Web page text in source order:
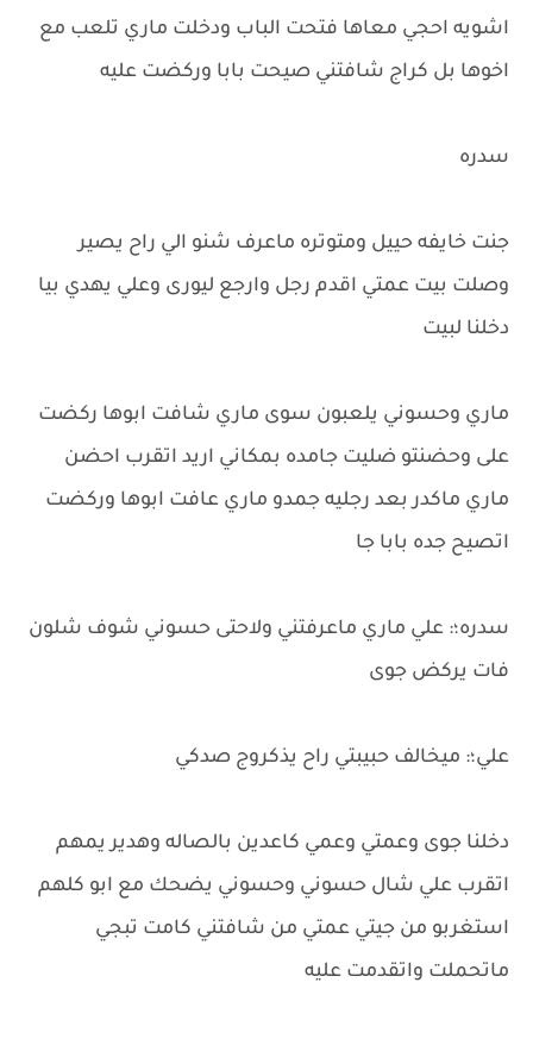
اشويه احجي معاها فتحت الباب ودخلت ماري تلعب مع
اخوها بل كراج شافتني صيحت بابا وركضت عليه
سدره
جنت خايفه حييل ومتوتره ماعرف شنو الي راح يصير
وصلت بيت عمتي اقدم رجل وارجع ليورى وعلي يهدي بيا
دخلنا لبيت
ماري وحسوني يلعبون سوى ماري شافت ابوها ركضت
على وحضنتو ضليت جامده بمكاني اريد اتقرب احضن
ماري ماكدر بعد رجليه جمدو ماري عافت ابوها وركضت
اتصيح جده بابا جا
سدره؛: علي ماري ماعرفتني ولاحتى حسوني شوف شلون
فات يركض جوى
علي؛: ميخالف حبيبتي راح يذكروج صدكي
دخلنا جوى وعمتي وعمي كاعدين بالصاله وهدير يمهم
اتقرب علي شال حسوني وحسوني يضحك مع ابو كلهم
استغربو من جيتي عمتي من شافتني كامت تبجي
ماتحملت واتقدمت عليه